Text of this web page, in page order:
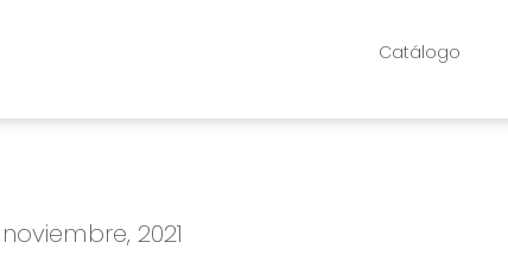
Catálogo
2021